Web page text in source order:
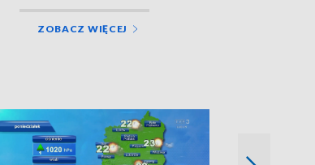
ZOBACZ WIĘCEJ